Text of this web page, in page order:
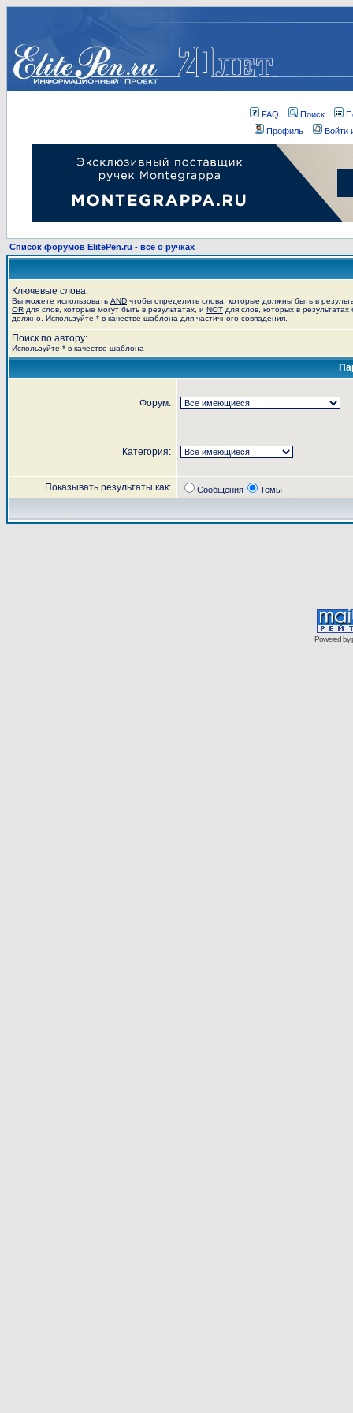
FAQ Поиск
Профиль
Войти
Список форумов ElitePen.ru - все о ручках
Ключевые слова:
Вы можете использовать AND чтобы определить слова, которые должны быть в
OR для слов, которые могут быть в результатах, и NOT для слов, которых в результатах
должно. Используйте * в качестве шаблона для частичного совпадения.
Поиск по автору:
Используйте * в качестве шаблона
Форум:
Категория:
Показывать результаты как: Сообщения Темы
Powered by